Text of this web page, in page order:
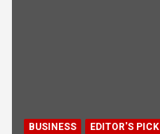
BUSINESS EDITOR'S PICK